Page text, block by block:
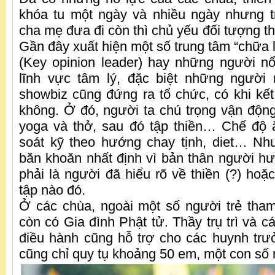
khóa tu một ngày và nhiều ngày nhưng
cha mẹ đưa đi còn thì chủ yếu đối tượng
Gần đây xuất hiện một số trung tâm “chữa
(Key opinion leader) hay những người
lĩnh vực tâm lý, đặc biệt những người
showbiz cũng đứng ra tổ chức, có khi
không. Ở đó, người ta chú trọng vận
yoga và thở, sau đó tập thiền… Chế độ
soát kỹ theo hướng chay tịnh, diet…
băn khoăn nhất định vì bản thân người
phải là người đã hiểu rõ về thiền (?)
tập nào đó.
Ở các chùa, ngoài một số người trẻ
còn có Gia đình Phật tử. Thầy trụ trì và
điều hành cũng hỗ trợ cho các huynh
cũng chỉ quy tụ khoảng 50 em, một con số